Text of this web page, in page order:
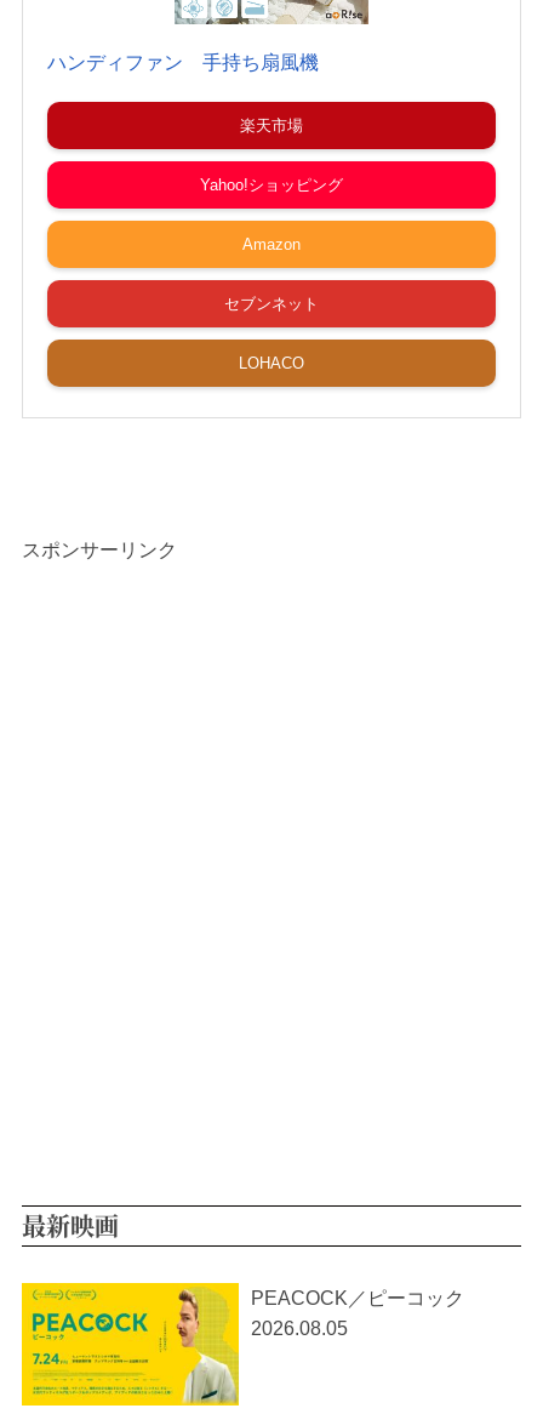
ハンディファン 手持ち扇風機
楽天市場
Yahoo!ショッピング
Amazon
セブンネット
LOHACO
スポンサーリンク
最新映画
PEACOCK／ピーコック
2026.08.05